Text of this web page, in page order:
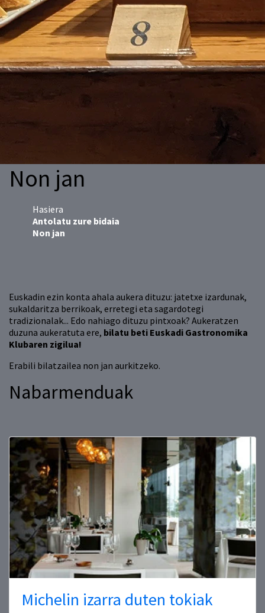
Non jan
Hasiera
Antolatu zure bidaia
Non jan
Euskadin ezin konta ahala aukera dituzu: jatetxe izardunak,
sukaldaritza berrikoak, erretegi eta sagardotegi
tradizionalak... Edo nahiago dituzu pintxoak? Aukeratzen
duzuna aukeratuta ere, bilatu beti Euskadi Gastronomika
Klubaren zigilua!
Erabili bilatzailea non jan aurkitzeko.
Nabarmenduak
Michelin izarra duten tokiak